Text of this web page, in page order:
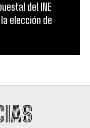
del INE
elección de